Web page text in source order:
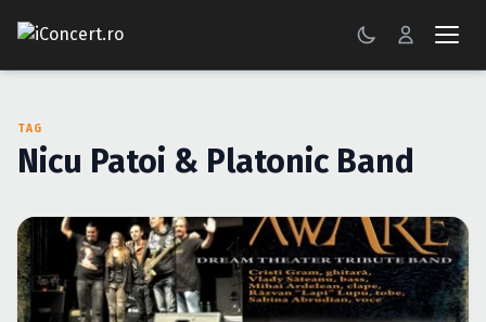
FESTIVALURI
ŞTIRI
RECENZII
TAG
Nicu Patoi & Platonic Band